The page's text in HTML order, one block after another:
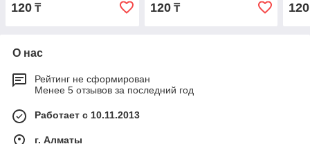
120 ₸ 120₸ 120
О нас
Рейтинг не сформирован
Менее 5 отзывов за последний год
Работает с 10.11.2013
г. Алматы